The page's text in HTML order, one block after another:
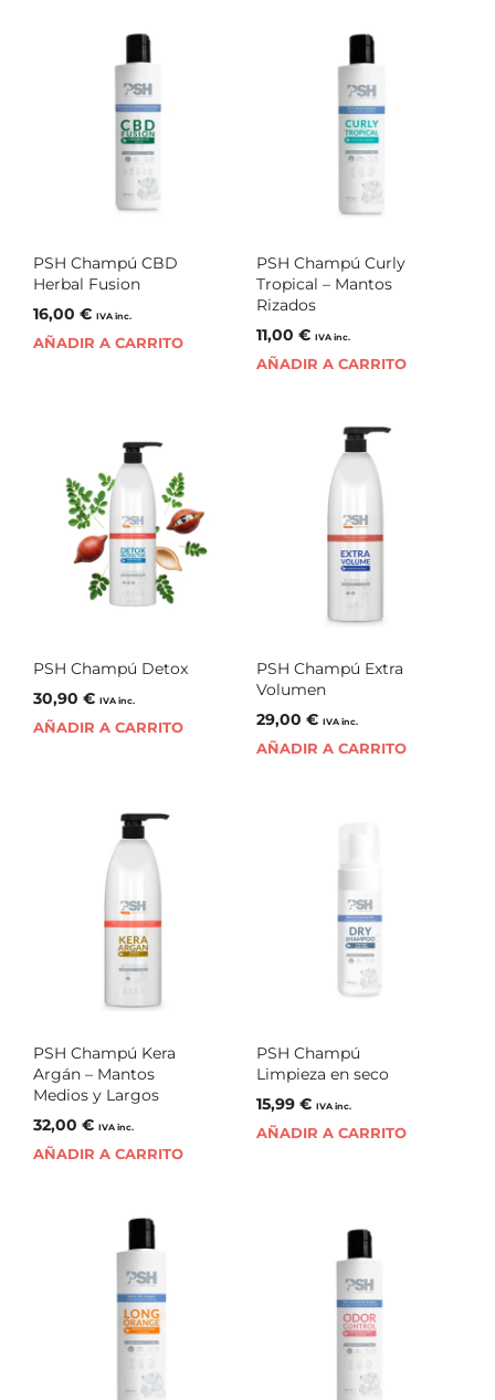
PSH Champú CBD
Herbal Fusion
16,00 € IVA inc.
AÑADIR A CARRITO
PSH Champú Curly
Tropical – Mantos
Rizados
11,00 € IVA inc.
AÑADIR A CARRITO
PSH Champú Detox
30,90 € IVA inc.
AÑADIR A CARRITO
PSH Champú Extra
Volumen
29,00 € IVA inc.
AÑADIR A CARRITO
PSH Champú Kera
Argán – Mantos
Medios y Largos
32,00 € IVA inc.
AÑADIR A CARRITO
PSH Champú
Limpieza en seco
15,99 € IVA inc.
AÑADIR A CARRITO